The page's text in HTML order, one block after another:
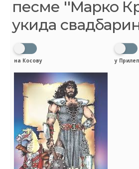
песме ''Марко
укида
на Косову у